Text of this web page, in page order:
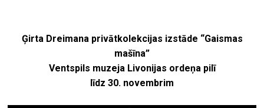
Ģirta Dreimana privātkolekcijas izstāde “Gaismas
mašīna”
Ventspils muzeja Livonijas ordeņa pilī
līdz 30. novembrim